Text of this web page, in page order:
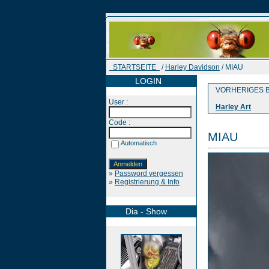
STARTSEITE / Harley Davidson / MIAU
LOGIN
User :
Code :
Automatisch
» Password vergessen
» Registrierung & Info
Dia - Show
VORHERIGES
Harley Art
MIAU